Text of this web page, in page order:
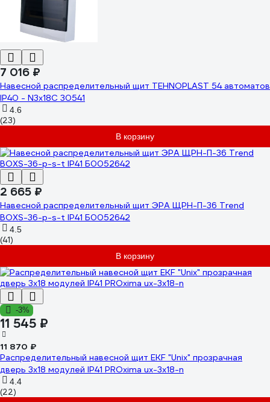
7 016 ₽
Навесной распределительный щит TEHNOPLAST 54 автоматов
IP40 - N3x18C 30541
4.6
(23)
В корзину
2 665 ₽
Навесной распределительный щит ЭРА ЩРН-П-36 Trend
BOXS-36-p-s-t IP41 Б0052642
4.5
(41)
В корзину
-3%
11 545 ₽
11 870 ₽
Распределительный навесной щит EKF "Unix" прозрачная
дверь 3х18 модулей IP41 PROxima ux-3x18-n
4.4
(22)